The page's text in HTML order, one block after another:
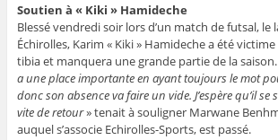
Soutien à « Kiki » Hamideche
Blessé vendredi soir lors d’un match de futsal, le
Échirolles, Karim « Kiki » Hamideche a été
tibia et manquera une grande partie de la saison.
a une place importante en ayant toujours le mot
donc son absence va faire un vide. J’espère qu’il
vite de retour» tenait à souligner Marwane
auquel s’associe Echirolles-Sports, est passé.